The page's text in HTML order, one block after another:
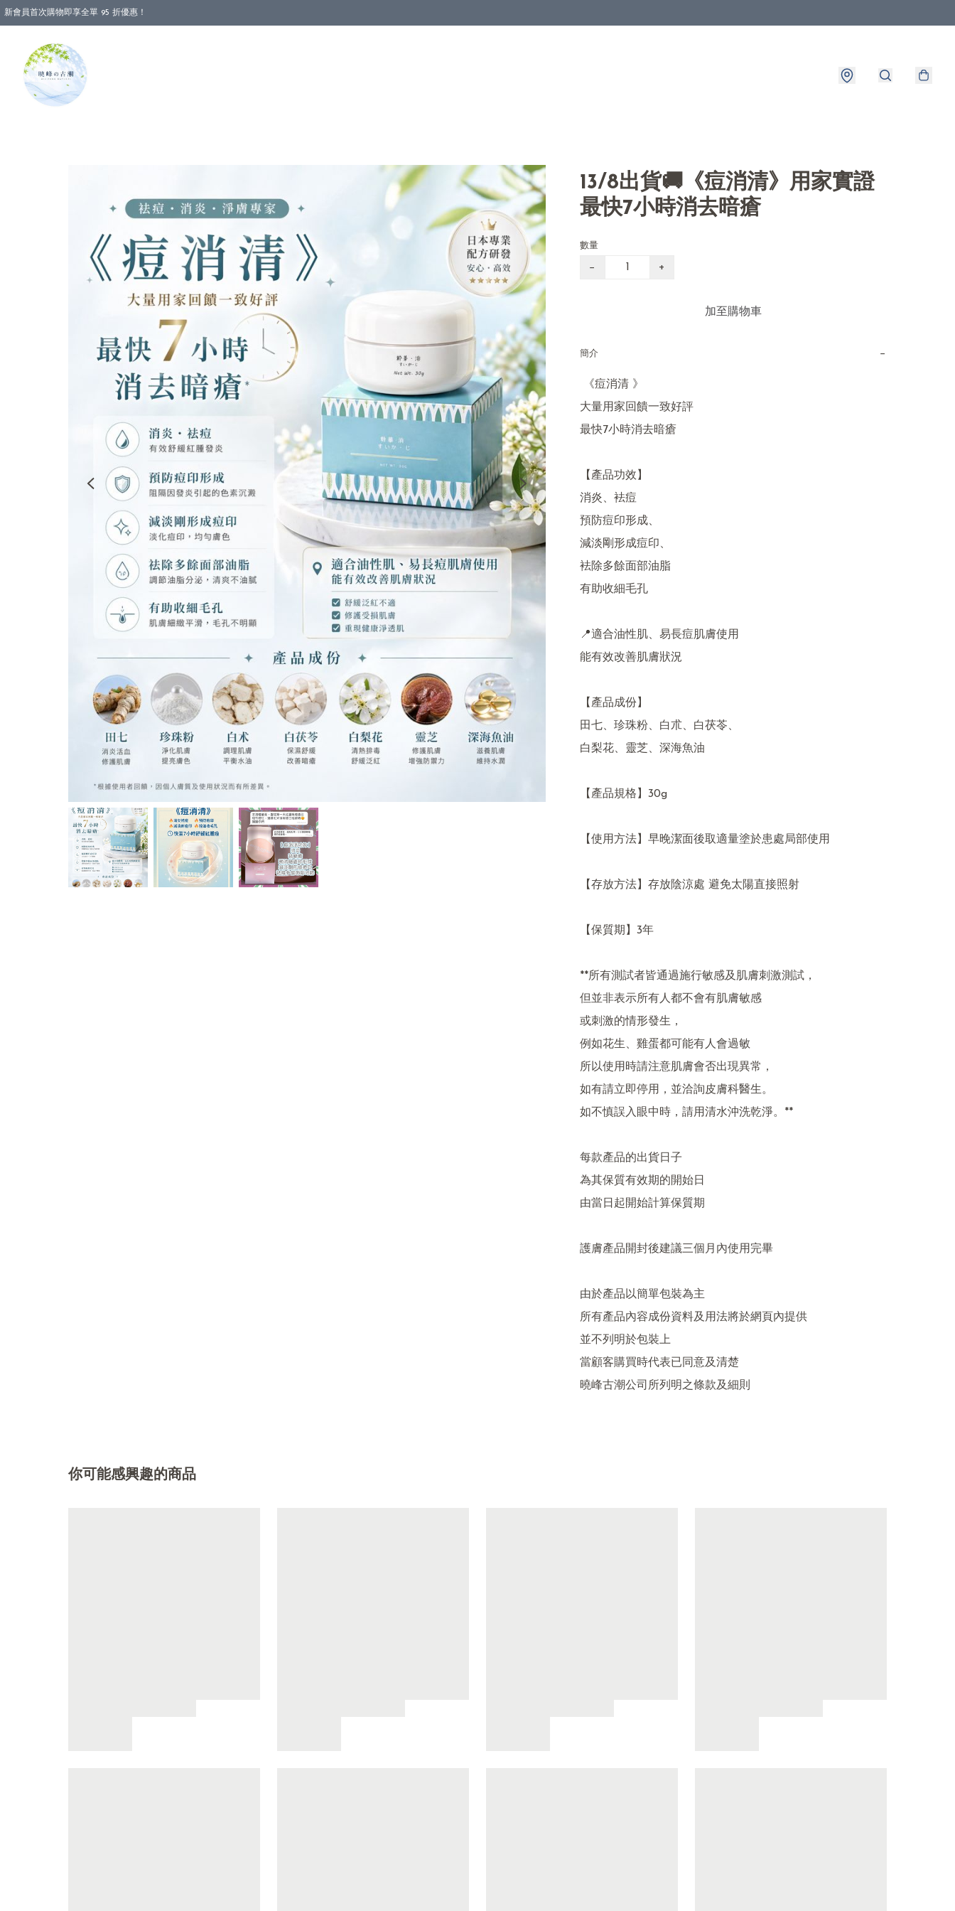
新會員首次購物即享全單 95 折優惠！
13/8出貨🚚《痘消清》用家實證
最快7小時消去暗瘡
數量
− +
加至購物車
簡介 −
大量用家回饋一致好評
最快7小時消去暗瘡
【產品功效】
消炎、袪痘
預防痘印形成、
減淡剛形成痘印、
袪除多餘面部油脂
有助收細毛孔
📍適合油性肌、易長痘肌膚使用
能有效改善肌膚狀況
【產品成份】
田七、珍珠粉、白朮、白茯苓、
白梨花、靈芝、深海魚油
【產品規格】30g
【使用方法】早晚潔面後取適量塗於患處局部使用
【存放方法】存放陰涼處 避免太陽直接照射
【保質期】3年
**所有測試者皆通過施行敏感及肌膚刺激測試，
但並非表示所有人都不會有肌膚敏感
或刺激的情形發生，
例如花生、雞蛋都可能有人會過敏
所以使用時請注意肌膚會否出現異常，
如有請立即停用，並洽詢皮膚科醫生。
如不慎誤入眼中時，請用清水沖洗乾淨。**
每款產品的出貨日子
為其保質有效期的開始日
由當日起開始計算保質期
護膚產品開封後建議三個月內使用完畢
由於產品以簡單包裝為主
所有產品內容成份資料及用法將於網頁內提供
並不列明於包裝上
當顧客購買時代表已同意及清楚
你可能感興趣的商品